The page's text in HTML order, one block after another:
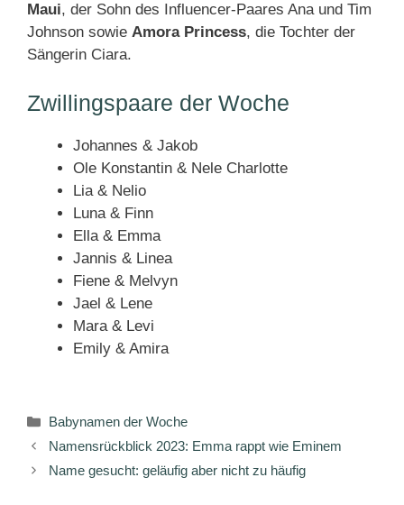
Maui, der Sohn des Influencer-Paares Ana und Tim
Johnson sowie Amora Princess, die Tochter der
Sängerin Ciara.
Zwillingspaare der Woche
Johannes & Jakob
Ole Konstantin & Nele Charlotte
Lia & Nelio
Luna & Finn
Ella & Emma
Jannis & Linea
Fiene & Melvyn
Jael & Lene
Mara & Levi
Emily & Amira
Kategorien
Babynamen der Woche
Namensrückblick 2023: Emma rappt wie Eminem
Name gesucht: geläufig aber nicht zu häufig